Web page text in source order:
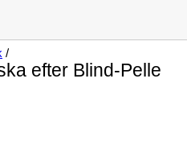
/
efter Blind-Pelle